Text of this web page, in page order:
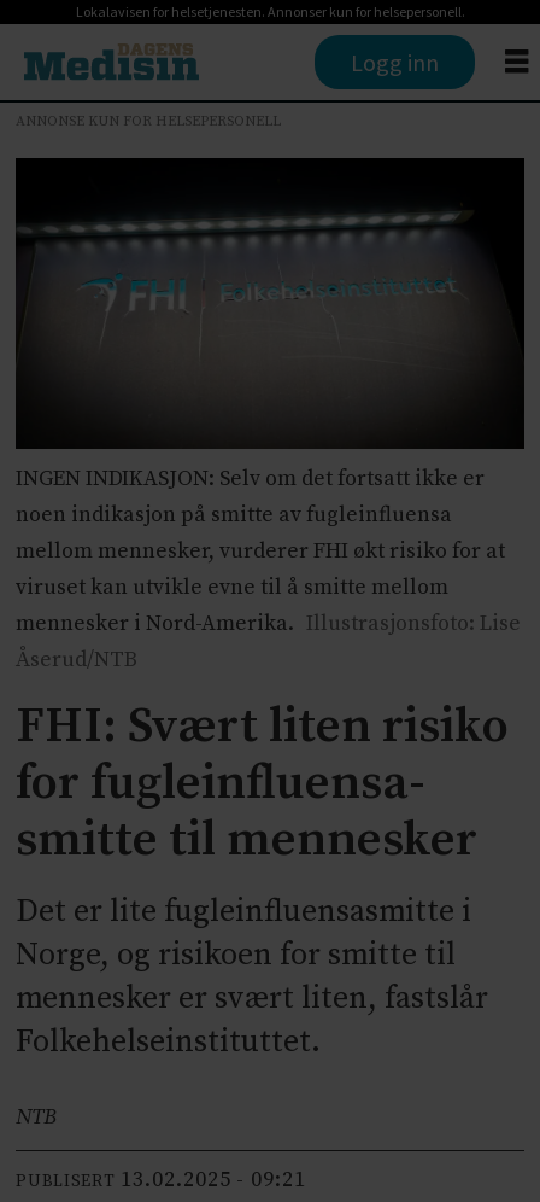
Lokalavisen for helsetjenesten. Annonser kun for helsepersonell.
Logg inn
ANNONSE KUN FOR HELSEPERSONELL
INGEN INDIKASJON: Selv om det fortsatt ikke er
noen indikasjon på smitte av fugleinfluensa
mellom mennesker, vurderer FHI økt risiko for at
viruset kan utvikle evne til å smitte mellom
mennesker i Nord-Amerika. Illustrasjonsfoto: Lise
Åserud/NTB
FHI: Svært liten risiko
for fugleinfluensa-
smitte til mennesker
Det er lite fugleinfluensasmitte i
Norge, og risikoen for smitte til
mennesker er svært liten, fastslår
Folkehelseinstituttet.
NTB
PUBLISERT 13.02.2025 - 09:21